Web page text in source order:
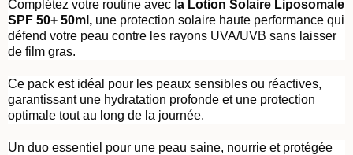
Complétez votre routine avec la Lotion Solaire Liposomale
SPF 50+ 50ml,une protection solaire haute performance qui
défend votre peau contre les rayons UVA/UVB sans laisser
de film gras.
Ce pack est idéal pour les peaux sensibles ou réactives,
garantissant une hydratation profonde et une protection
optimale tout au long de la journée.
Un duo essentiel pour une peau saine, nourrie et protégée